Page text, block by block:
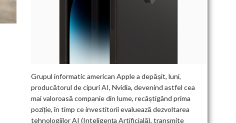
Grupul informatic american Apple a depășit, luni,
producătorul de cipuri AI, Nvidia, devenind astfel cea
mai valoroasă companie din lume, recâștigând prima
poziție, în timp ce investitorii evaluează dezvoltarea
tehnologiilor AI (Inteligența Artificială), transmite